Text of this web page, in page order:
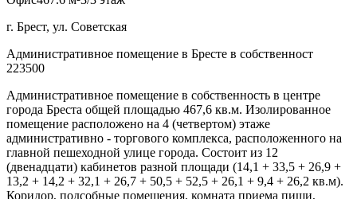
г. Брест, ул. Советская
Административное помещение в Бресте в собственност
223500
Административное помещение в собственность в центре
города Бреста общей площадью 467,6 кв.м. Изолированное
помещение расположено на 4 (четвертом) этаже
административно - торгового комплекса, расположенного на
главной пешеходной улице города. Состоит из 12
(двенадцати) кабинетов разной площади (14,1 + 33,5 + 26,9 +
13,2 + 14,2 + 32,1 + 26,7 + 50,5 + 52,5 + 26,1 + 9,4 + 26,2 кв.м).
Коридор, подсобные помещения, комната приема пищи,